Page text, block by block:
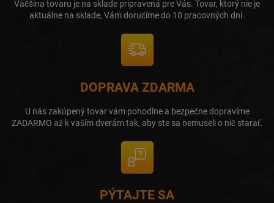
Väčšina tovaru je na sklade pripravená pre Vás. Tovar, ktorý nie je
aktuálne na sklade, Vám doručíme do 10 pracovných dní.
DOPRAVA ZDARMA
U nás zakúpený tovar vám pohodlne a bezpečne dopravíme
ZADARMO až k vaším dverám tak, aby ste sa nemuseli o nič starať.
PÝTAJTE SA